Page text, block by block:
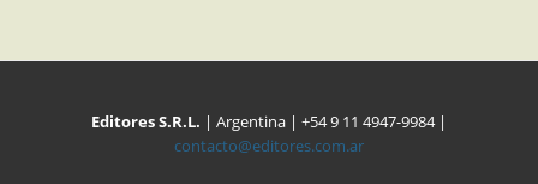
Editores S.R.L. | Argentina | +54 9 11 4947-9984 |
contacto@editores.com.ar